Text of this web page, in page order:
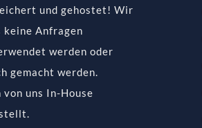
und gehostet! Wir
keine Anfragen
werden oder
gemacht werden.
uns In-House